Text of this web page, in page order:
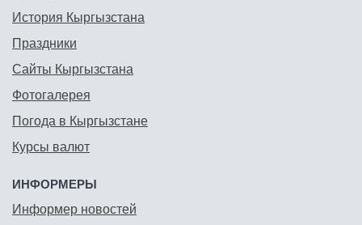
История Кыргызстана
Праздники
Сайты Кыргызстана
Фотогалерея
Погода в Кыргызстане
Курсы валют
ИНФОРМЕРЫ
Информер новостей